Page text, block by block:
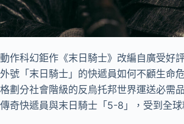
動作科幻鉅作《末日騎士》改編自廣受好
外號「末日騎士」的快遞員如何不顧生命
格劃分社會階級的反烏托邦世界運送必需
傳奇快遞員與末日騎士「5-8」，受到全球